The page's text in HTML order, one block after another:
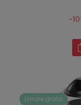
-
Livrare gratis